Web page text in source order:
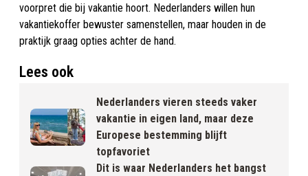
voorpret die bij vakantie hoort. Nederlanders willen hun
vakantiekoffer bewuster samenstellen, maar houden in de
praktijk graag opties achter de hand.
Lees ook
Nederlanders vieren steeds vaker
vakantie in eigen land, maar deze
Europese bestemming blijft
topfavoriet
Dit is waar Nederlanders het bangst